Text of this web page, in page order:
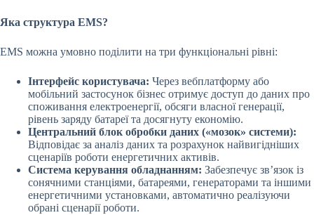
Яка структура EMS?
EMS можна умовно поділити на три функціональні рівні:
Інтерфейс користувача: Через вебплатформу або
мобільний застосунок бізнес отримує доступ до даних про
споживання електроенергії, обсяги власної генерації,
рівень заряду батареї та досягнуту економію.
Центральний блок обробки даних («мозок» системи):
Відповідає за аналіз даних та розрахунок найвигідніших
сценаріїв роботи енергетичних активів.
Система керування обладнанням: Забезпечує зв’язок із
сонячними станціями, батареями, генераторами та іншими
енергетичними установками, автоматично реалізуючи
обрані сценарії роботи.